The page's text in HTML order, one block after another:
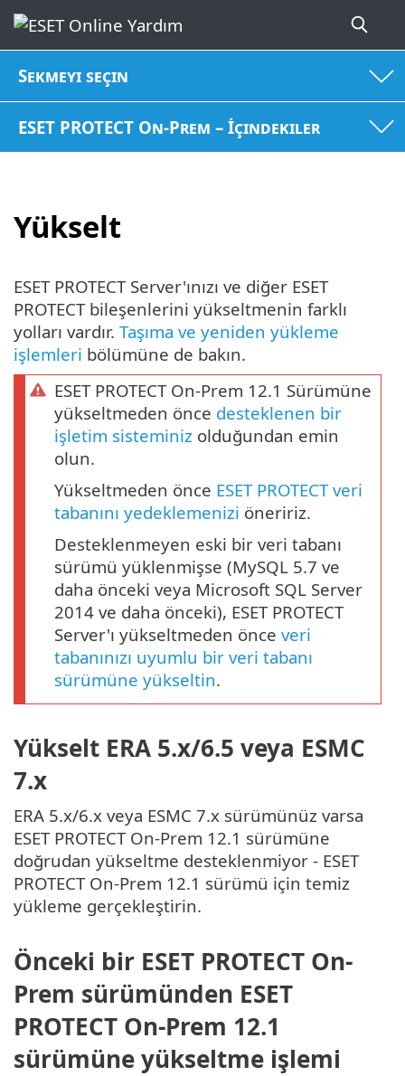
Sekmeyi seçin
ESET PROTECT On-Prem – İçindekiler
Yükselt
ESET PROTECT Server'ınızı ve diğer ESET
PROTECT bileşenlerini yükseltmenin farklı
yolları vardır. Taşıma ve yeniden yükleme
işlemleri bölümüne de bakın.
ESET PROTECT On-Prem 12.1 Sürümüne
yükseltmeden önce desteklenen bir
işletim sisteminiz olduğundan emin
olun.
Yükseltmeden önce ESET PROTECT veri
tabanını yedeklemenizi öneririz.
Desteklenmeyen eski bir veri tabanı
sürümü yüklenmişse (MySQL 5.7 ve
daha önceki veya Microsoft SQL Server
2014 ve daha önceki), ESET PROTECT
Server'ı yükseltmeden önce veri
tabanınızı uyumlu bir veri tabanı
sürümüne yükseltin.
Yükselt ERA 5.x/6.5 veya ESMC
7.x
ERA 5.x/6.x veya ESMC 7.x sürümünüz varsa
ESET PROTECT On-Prem 12.1 sürümüne
doğrudan yükseltme desteklenmiyor - ESET
PROTECT On-Prem 12.1 sürümü için temiz
yükleme gerçekleştirin.
Önceki bir ESET PROTECT On-
Prem sürümünden ESET
PROTECT On-Prem 12.1
sürümüne yükseltme işlemi